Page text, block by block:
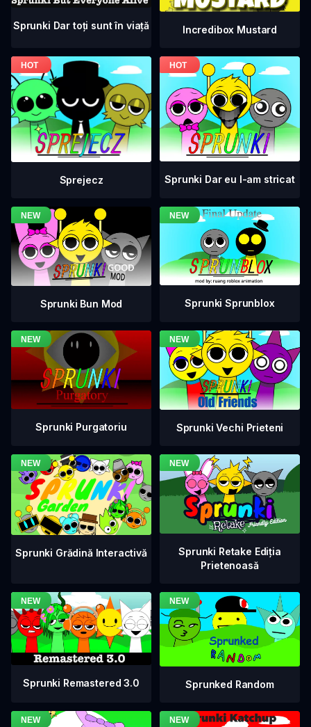
Sprunki Dar toți sunt în viață Incredibox Mustard
Sprejecz Sprunki Dar eu l-am stricat
Sprunki Bun Mod Sprunki Sprunblox
Sprunki Purgatoriu Sprunki Vechi Prieteni
Sprunki Grădină Interactivă
Sprunki Retake Ediția
Prietenoasă
Sprunki Remastered 3.0 Sprunked Random